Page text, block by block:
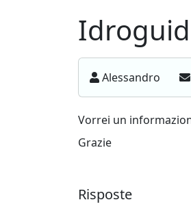
Alessandro
Vorrei un
Grazie
Risposte